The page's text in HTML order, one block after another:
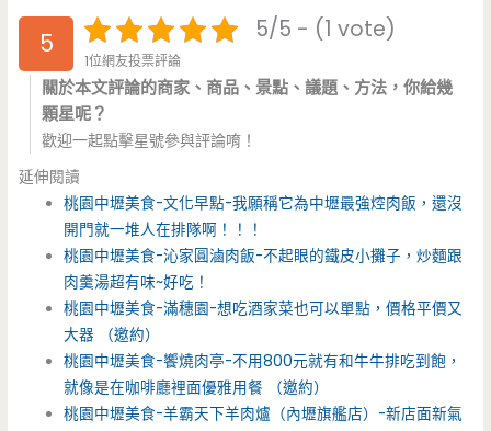
5 5/5 - (1 vote)
1位網友投票評論
關於本文評論的商家、商品、景點、議題、方法，你給幾
顆星呢？
歡迎一起點擊星號參與評論唷！
延伸閱讀
桃園中壢美食-文化早點-我願稱它為中壢最強焢肉飯，還沒
開門就一堆人在排隊啊！！！
桃園中壢美食-沁家圓滷肉飯-不起眼的鐵皮小攤子，炒麵跟
肉羹湯超有味~好吃！
桃園中壢美食-滿穗園-想吃酒家菜也可以單點，價格平價又
大器 （邀約）
桃園中壢美食-饗燒肉亭-不用800元就有和牛牛排吃到飽，
就像是在咖啡廳裡面優雅用餐 （邀約）
桃園中壢美食-羊霸天下羊肉爐（內壢旗艦店）-新店面新氣